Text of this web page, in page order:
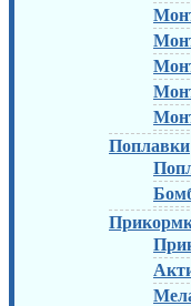
Поплавки